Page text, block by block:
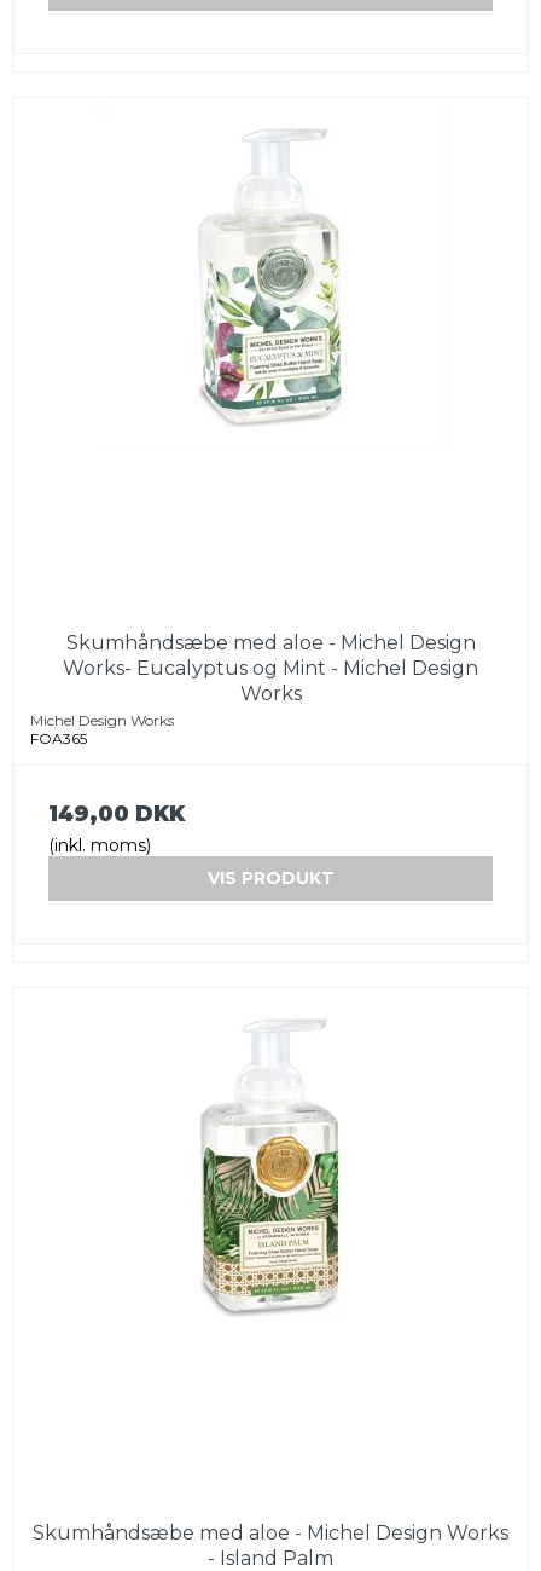
Skumhåndsæbe med aloe - Michel Design
Works- Eucalyptus og Mint - Michel Design
Works
Michel Design Works
FOA365
149,00 DKK
(inkl. moms)
VIS PRODUKT
Skumhåndsæbe med aloe - Michel Design Works
- Island Palm